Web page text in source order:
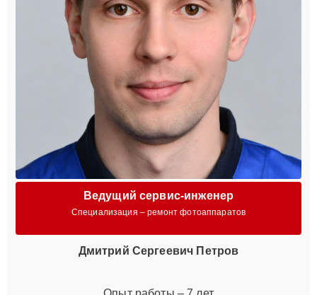
Ведущий сервис-инженер
Специализация – ремонт фотоаппаратов
Дмитрий Сергеевич Петров